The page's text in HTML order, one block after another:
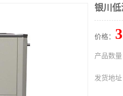
银川
价格：
产品数量
发货地址